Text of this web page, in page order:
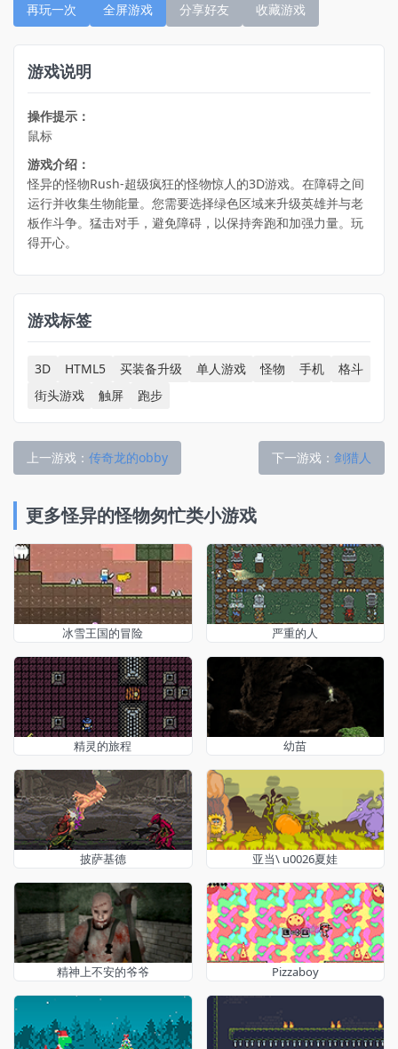
再玩一次 全屏游戏 分享好友 收藏游戏
游戏说明
操作提示：
鼠标
游戏介绍：
怪异的怪物Rush-超级疯狂的怪物惊人的3D游戏。在障碍之间
运行并收集生物能量。您需要选择绿色区域来升级英雄并与老
板作斗争。猛击对手，避免障碍，以保持奔跑和加强力量。玩
得开心。
游戏标签
3D HTML5 买装备升级 单人游戏 怪物 手机
格斗
街头游戏
触屏 跑步
上一游戏： 传奇龙的obby 下一游戏： 剑猎人
更多怪异的怪物匆忙类小游戏
冰雪王国的冒险 严重的人
精灵的旅程 幼苗
披萨基德 亚当\ u0026夏娃
精神上不安的爷爷 Pizzaboy